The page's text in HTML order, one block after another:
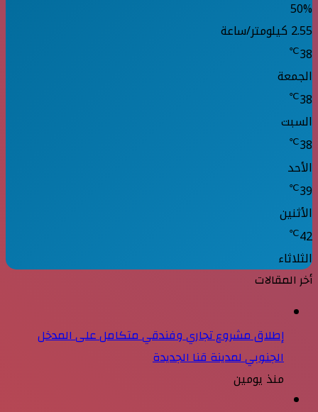
50%
2.55 كيلومتر/ساعة
38
℃
الجمعة
38
℃
السبت
38
℃
الأحد
39
℃
الأثنين
42
℃
الثلاثاء
أخر المقالات
إطلاق مشروع تجاري وفندقي متكامل على المدخل
الجنوبي لمدينة قنا الجديدة
منذ يومين